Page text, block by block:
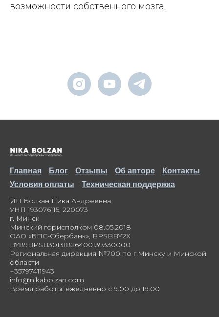
возможности собственного мозга.
Главная Блог Отзывы Об авторе
Контакты
Условия оплаты
Техническая поддержка
ИП Болзан Ника Андреевна
УНП 193076115, 220073
г. Минск
Минский горисполком 08.05.2018
ОАО «БПС-Сбербанк», BPSBBY2X
BY89BPSB30131826400139330000
Региональная дирекция №700 по г.Минску и Минской
области
+35797411943
info@nikabolzan.com
Время работы: ежедневно с 9.00 до 19.00